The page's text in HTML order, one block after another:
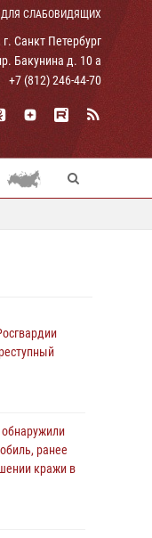
ДЛЯ СЛАБОВИДЯЩИХ
г. Санкт Петербург
Бакунина д. 10 а
+7 (812) 246-44-70
обнаружили
ранее
кражи в